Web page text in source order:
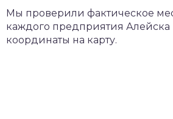
Мы проверили фактическое
каждого предприятия Алейска
координаты на карту.